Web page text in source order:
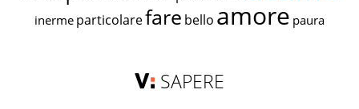
inerme particolarefare bello amore paura
SAPERE